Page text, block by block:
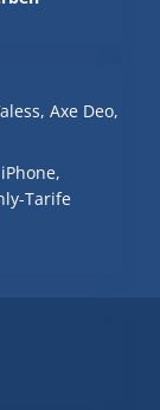
Axe Deo,
Tarife